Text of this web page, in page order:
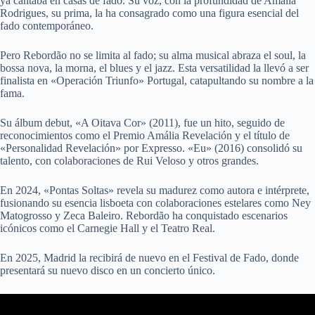
Rodrigues, su prima, la ha consagrado como una figura esencial del
fado contemporáneo.
Pero Rebordão no se limita al fado; su alma musical abraza el soul, la
bossa nova, la morna, el blues y el jazz. Esta versatilidad la llevó a ser
finalista en «Operación Triunfo» Portugal, catapultando su nombre a la
fama.
Su álbum debut, «A Oitava Cor» (2011), fue un hito, seguido de
reconocimientos como el Premio Amália Revelación y el título de
«Personalidad Revelación» por Expresso. «Eu» (2016) consolidó su
talento, con colaboraciones de Rui Veloso y otros grandes.
En 2024, «Pontas Soltas» revela su madurez como autora e intérprete,
fusionando su esencia lisboeta con colaboraciones estelares como Ney
Matogrosso y Zeca Baleiro. Rebordão ha conquistado escenarios
icónicos como el Carnegie Hall y el Teatro Real.
En 2025, Madrid la recibirá de nuevo en el Festival de Fado, donde
presentará su nuevo disco en un concierto único.